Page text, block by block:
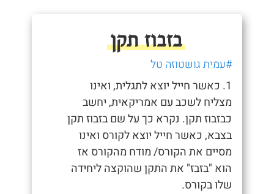
בזבוז תקן
#עמית גושטוזה טל
1. כאשר חייל יוצא לתגלית, ואינו
מצליח לשכב עם אמריקאית, יחשב
כבזבוז תקן. נקרא כך על שם בזבוז תקן
בצבא, כאשר חייל יוצא לקורס ואינו
מסיים את הקורס/ מודח מהקורס אז
הוא "בזבז" את התקן שהוקצה ליחידה
שלו בקורס.